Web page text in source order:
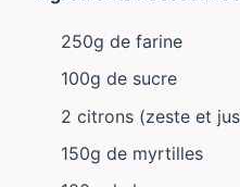
250g de farine
100g de sucre
2 citrons (zeste et
150g de myrtilles